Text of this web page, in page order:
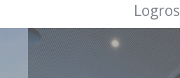
Logros